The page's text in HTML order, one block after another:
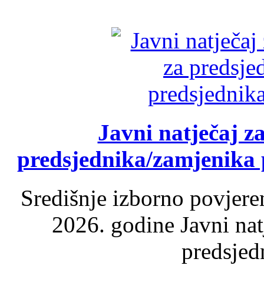
Javni natječaj
predsjednika/
Središnje izborno
2026. godine Javni